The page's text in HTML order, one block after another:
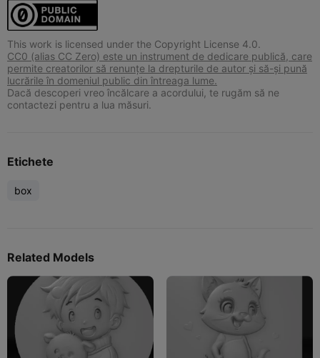
This work is licensed under the Copyright License 4.0.
CC0 (alias CC Zero) este un instrument de dedicare publică, care
permite creatorilor să renunțe la drepturile de autor și să-și pună
lucrările în domeniul public din întreaga lume.
Dacă descoperi vreo încălcare a acordului, te rugăm să ne
contactezi pentru a lua măsuri.
Etichete
box
Related Models